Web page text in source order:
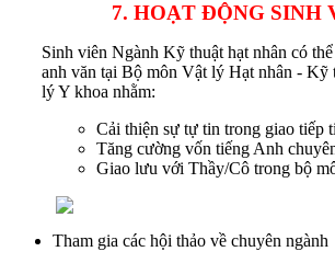
7. HOẠT ĐỘNG SINH
Sinh viên Ngành Kỹ thuật hạt nhân có
anh văn tại Bộ môn Vật lý Hạt nhân - Kỹ
lý Y khoa nhằm:
Cải thiện sự tự tin trong giao tiếp
Tăng cường vốn tiếng Anh
Giao lưu với Thầy/Cô trong bộ
Tham gia các hội thảo về chuyên ngành